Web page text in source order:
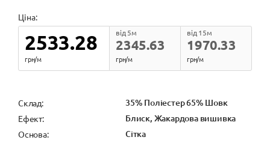
Ціна:
2533.28
грн/м
2345.63
від 5м
грн/м
1970.33
від 15м
грн/м
Cклад: 35% Поліестер 65% Шовк
Ефект: Блиск, Жакардова вишивка
Основа: Сітка